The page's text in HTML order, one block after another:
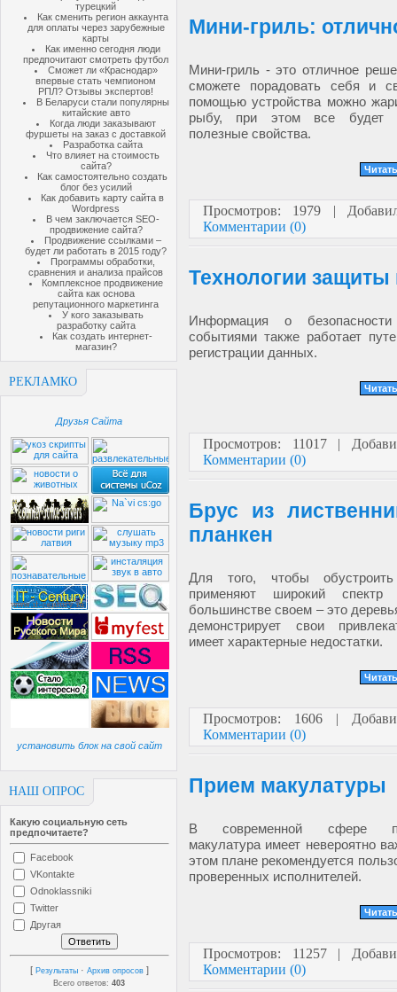
турецкий
Как сменить регион аккаунта
для оплаты через зарубежные
карты
Как именно сегодня люди
предпочитают смотреть футбол
Сможет ли «Краснодар»
впервые стать чемпионом
РПЛ? Отзывы экспертов!
В Беларуси стали популярны
китайские авто
Когда люди заказывают
фуршеты на заказ с доставкой
Разработка сайта
Что влияет на стоимость
сайта?
Как самостоятельно создать
блог без усилий
Как добавить карту сайта в
Wordpress
В чем заключается SEO-
продвижение сайта?
Продвижение ссылками –
будет ли работать в 2015 году?
Программы обработки,
сравнения и анализа прайсов
Комплексное продвижение
сайта как основа
репутационного маркетинга
У кого заказывать
разработку сайта
Как создать интернет-
магазин?
РЕКЛАМКО
Друзья Сайта
установить блок на свой сайт
НАШ ОПРОС
Какую социальную сеть
предпочитаете?
Facebook
VKontakte
Odnoklassniki
Twitter
Другая
[ Результаты · Архив опросов ]
Всего ответов:403
Мини-гриль:
Мини-гриль - это отличное
сможете порадовать себя и
помощью устройства можно
рыбу, при этом все будет
полезные свойства.
Просмотров: 1979 |
Комментарии (0)
Технологии защиты
Информация о
событиями также работает
регистрации данных.
Просмотров: 11017 |
Комментарии (0)
Брус из
планкен
Для того, чтобы
применяют широкий
большинстве своем – это
демонстрирует свои
имеет характерные недостатки.
Просмотров: 1606 |
Комментарии (0)
Прием макулатуры
В современной сфере
макулатура имеет невероятно
этом плане рекомендуется
проверенных исполнителей.
Просмотров: 11257 |
Комментарии (0)